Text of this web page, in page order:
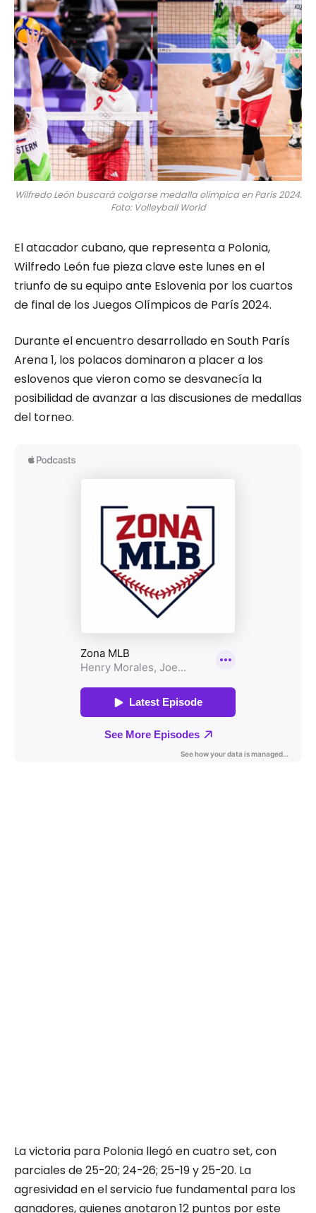
Wilfredo León buscará colgarse medalla olímpica en París 2024.
Foto: Volleyball World
El atacador cubano, que representa a Polonia,
Wilfredo León fue pieza clave este lunes en el
triunfo de su equipo ante Eslovenia por los cuartos
de final de los Juegos Olímpicos de París 2024.
Durante el encuentro desarrollado en South París
Arena 1, los polacos dominaron a placer a los
eslovenos que vieron como se desvanecía la
posibilidad de avanzar a las discusiones de medallas
del torneo.
La victoria para Polonia llegó en cuatro set, con
parciales de 25-20; 24-26; 25-19 y 25-20. La
agresividad en el servicio fue fundamental para los
ganadores, quienes anotaron 12 puntos por este